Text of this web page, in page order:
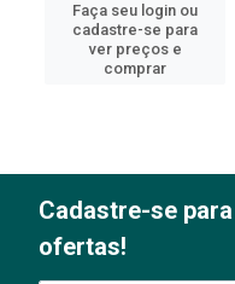
Faça seu login ou
cadastre-se para
ver preços e
comprar
Cadastre-se
ofertas!